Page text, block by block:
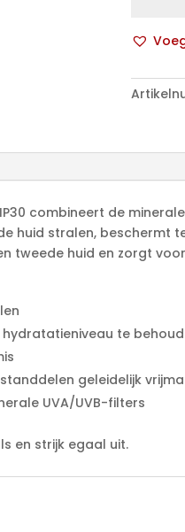
Tint
aantal
l
t
a
i
combineert de
huid stralen, beschermt
tweede huid en zorgt
te
geleidelijk
UVA/UVB-filters
en strijk egaal uit.